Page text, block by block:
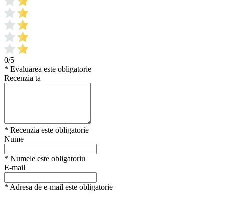
0/5
* Evaluarea este obligatorie
Recenzia ta
* Recenzia este obligatorie
Nume
* Numele este obligatoriu
E-mail
* Adresa de e-mail este obligatorie